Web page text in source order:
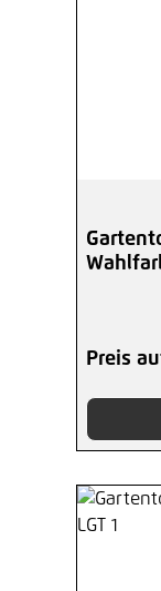
Preis